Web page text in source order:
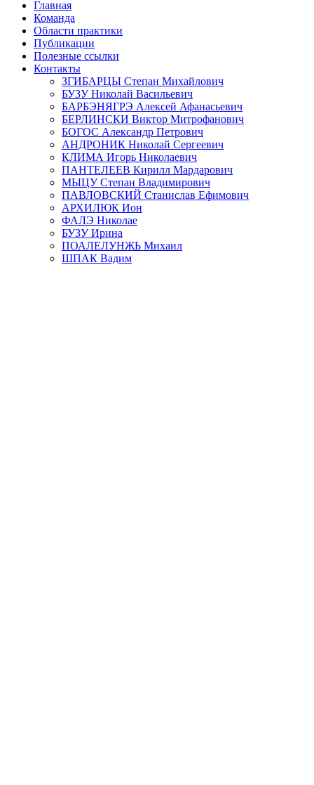
Главная
Команда
Области практики
Публикации
Полезные ссылки
Контакты
ЗГИБАРЦЫ Степан Михайлович
БУЗУ Николай Васильевич
БАРБЭНЯГРЭ Алексей Афанасьевич
БЕРЛИНСКИ Виктор Митрофанович
БОГОС Александр Петрович
АНДРОНИК Николай Сергеевич
КЛИМА Игорь Николаевич
ПАНТЕЛЕЕВ Кирилл Мардарович
МЫЦУ Степан Владимирович
ПАВЛОВСКИЙ Станислав Ефимович
АРХИЛЮК Ион
ФАЛЭ Николае
БУЗУ Ирина
ПОАЛЕЛУНЖЬ Михаил
ШПАК Вадим